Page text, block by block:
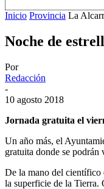
Inicio Provincia La
Noche de
Por
Redacción
-
10 agosto 2018
Jornada gratuita el
Un año más, el
gratuita donde se podrán
De la mano del científico
la superficie de la Tierra.